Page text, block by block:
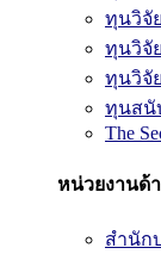
ทุนวิจั
ทุนวิจั
ทุนวิจั
ทุนสนั
The
หน่วยงานด้
สำนัก